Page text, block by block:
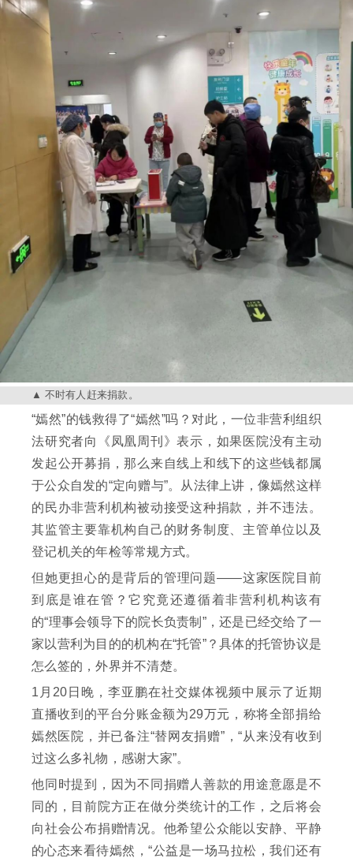
不时有人赶来捐款。
“嫣然”的钱救得了“嫣然”吗？对此，一位非营利组织
法研究者向《凤凰周刊》表示，如果医院没有主动
发起公开募捐，那么来自线上和线下的这些钱都属
于公众自发的“定向赠与”。从法律上讲，像嫣然这样
的民办非营利机构被动接受这种捐款，并不违法。
其监管主要靠机构自己的财务制度、主管单位以及
登记机关的年检等常规方式。
但她更担心的是背后的管理问题——这家医院目前
到底是谁在管？它究竟还遵循着非营利机构该有
的“理事会领导下的院长负责制”，还是已经交给了一
家以营利为目的的机构在“托管”？具体的托管协议是
怎么签的，外界并不清楚。
1月20日晚，李亚鹏在社交媒体视频中展示了近期
直播收到的平台分账金额为29万元，称将全部捐给
嫣然医院，并已备注“替网友捐赠”，“从来没有收到
过这么多礼物，感谢大家”。
他同时提到，因为不同捐赠人善款的用途意愿是不
同的，目前院方正在做分类统计的工作，之后将会
向社会公布捐赠情况。他希望公众能以安静、平静
的心态来看待嫣然，“公益是一场马拉松，我们还有